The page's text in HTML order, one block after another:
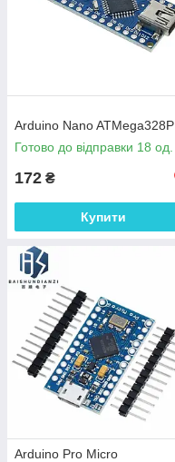
Arduino Nano ATMega328P
Готово до відправки 18 од.
172 ₴
Купити
Arduino Pro Micro